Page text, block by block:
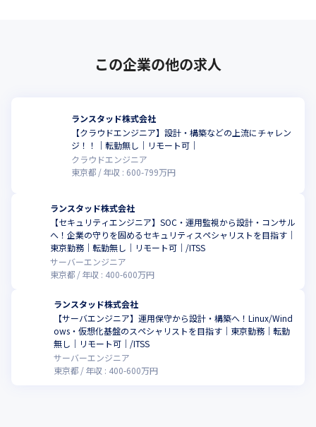
この企業の他の求人
ランスタッド株式会社
【クラウドエンジニア】設計・構築などの上流にチャレン
ジ！！｜転勤無し｜リモート可｜
クラウドエンジニア
東京都
年収 : 600-799万円
ランスタッド株式会社
【セキュリティエンジニア】SOC・運用監視から設計・コンサル
へ！企業の守りを固めるセキュリティスペシャリストを目指す｜
東京勤務｜転勤無し｜リモート可｜/ITSS
サーバーエンジニア
東京都
年収 : 400-600万円
ランスタッド株式会社
【サーバエンジニア】運用保守から設計・構築へ！Linux/Wind
ows・仮想化基盤のスペシャリストを目指す｜東京勤務｜転勤
無し｜リモート可｜/ITSS
サーバーエンジニア
東京都
年収 : 400-600万円